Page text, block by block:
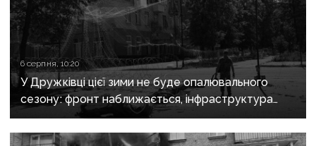
6 серпня, 10:20
У Дружківці цієї зими не буде опалювального
сезону: фронт наближається, інфраструктура
критично зруйнована